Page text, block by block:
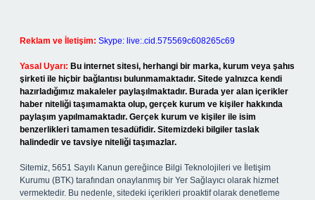
Reklam ve İletişim: Skype: live:.cid.575569c608265c69
Yasal Uyarı: Bu internet sitesi, herhangi bir marka, kurum veya şahıs
şirketi ile hiçbir bağlantısı bulunmamaktadır. Sitede yalnızca kendi
hazırladığımız makaleler paylaşılmaktadır. Burada yer alan içerikler
haber niteliği taşımamakta olup, gerçek kurum ve kişiler hakkında
paylaşım yapılmamaktadır. Gerçek kurum ve kişiler ile isim
benzerlikleri tamamen tesadüfidir. Sitemizdeki bilgiler taslak
halindedir ve tavsiye niteliği taşımazlar.
Sitemiz, 5651 Sayılı Kanun gereğince Bilgi Teknolojileri ve İletişim
Kurumu (BTK) tarafından onaylanmış bir Yer Sağlayıcı olarak hizmet
vermektedir. Bu nedenle, sitedeki içerikleri proaktif olarak denetleme